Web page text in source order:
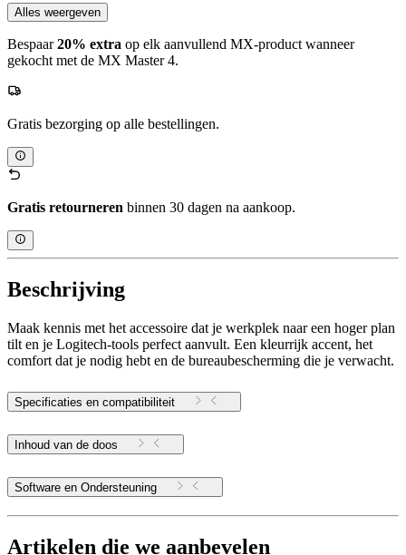
Alles weergeven
Bespaar20% extra op elk aanvullend MX-product wanneer
gekocht met de MX Master 4.
Gratis bezorging op alle bestellingen.
Gratis retourneren binnen 30 dagen na aankoop.
Beschrijving
Maak kennis met het accessoire dat je werkplek naar een hoger plan
tilt en je Logitech-tools perfect aanvult. Een kleurrijk accent, het
comfort dat je nodig hebt en de bureaubescherming die je verwacht.
Specificaties en compatibiliteit
Inhoud van de doos
Software en Ondersteuning
Artikelen die we aanbevelen